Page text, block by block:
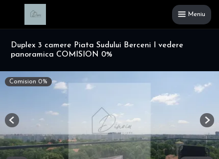
Meniu
Duplex 3 camere Piata Sudului Berceni I vedere
panoramica COMISION 0%
Comision 0%
Previous